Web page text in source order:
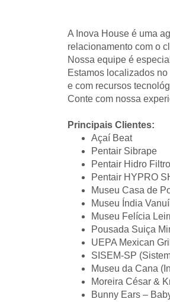
A Inova House é uma
relacionamento com o
Nossa equipe é
Estamos localizados
e com recursos
Conte com nossa
Principais Clientes:
Açaí Beat
Pentair Sibrape
Pentair Hidro
Pentair HYPRO
Museu Casa de
Museu Índia
Museu Felícia
Pousada Suiça
UEPA Mexican Grill
SISEM-SP
Museu da Cana
Moreira César &
Bunny Ears –